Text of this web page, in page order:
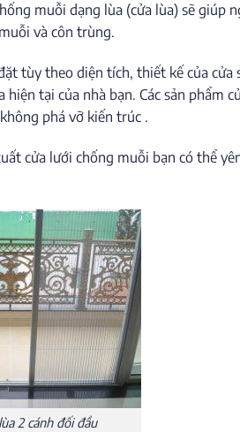
muỗi dạng lùa (cửa lùa) sẽ giúp
và côn trùng.
tùy theo diện tích, thiết kế của
hiện tại của nhà bạn. Các sản
phá vỡ kiến trúc .
cửa lưới chống muỗi bạn có thể
2 cánh đối đầu